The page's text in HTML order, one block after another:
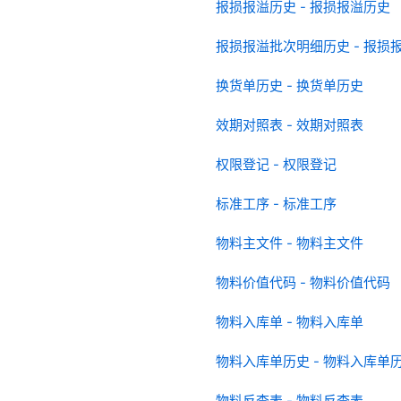
报损报溢历史 - 报损报溢历史
报损报溢批次明细历史 - 报损
换货单历史 - 换货单历史
效期对照表 - 效期对照表
权限登记 - 权限登记
标准工序 - 标准工序
物料主文件 - 物料主文件
物料价值代码 - 物料价值代码
物料入库单 - 物料入库单
物料入库单历史 - 物料入库单